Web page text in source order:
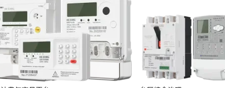
定期报告
临时公告
投资者保护
投资者互动